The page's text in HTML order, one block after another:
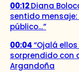
00:12Diana
sentido
público…”
00:04“Ojalá
sorprendido con
Argandoña